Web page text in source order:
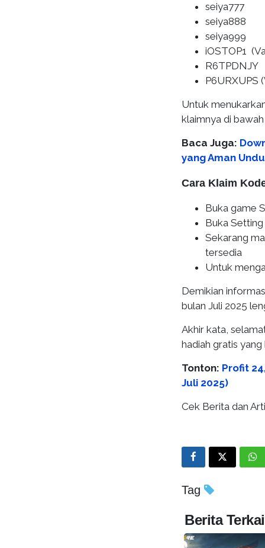
seiya777
seiya888
seiya999
iOSTOP1
R6TPDNJY
P6URXUPS
Untuk
klaimnya di bawah
Baca Juga:
yang Aman
Cara Klaim
Buka game
Buka
Sekarang
tersedia
Untuk
Demikian
bulan Juli 2025
Akhir kata,
hadiah gratis
Tonton: Profit
Juli 2025)
Cek Berita dan
Tag
Berita